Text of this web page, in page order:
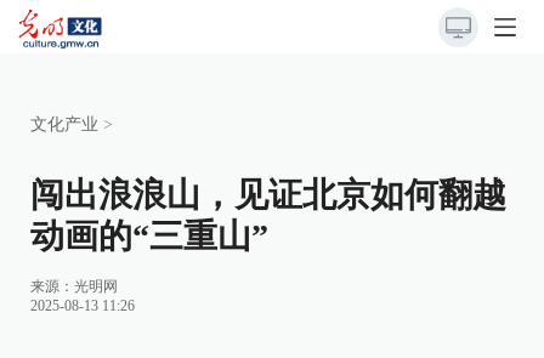
文化产业 >
闯出浪浪山，见证北京如何翻越
动画的“三重山”
来源： 光明网
2025-08-13 11:26